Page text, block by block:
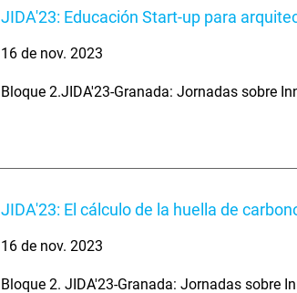
JIDA'23: Educación Start-up para
16 de nov. 2023
Bloque 2.JIDA'23-Granada: Jornadas sobre
JIDA'23: El cálculo de la huella de
16 de nov. 2023
Bloque 2. JIDA'23-Granada: Jornadas sobre